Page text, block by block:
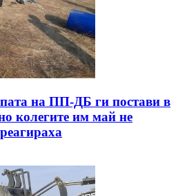
на ПП-ДБ ги постави в
колегите им май не